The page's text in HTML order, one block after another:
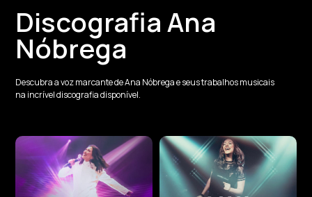
Discografia Ana
Nóbrega
Descubra a voz marcante de Ana Nóbrega e seus trabalhos musicais
na incrível discografia disponível.